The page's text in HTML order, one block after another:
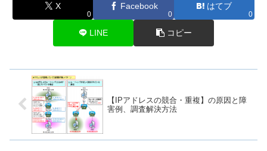
X
0
Facebook
0
はてブ
0
LINE コピー
【IPアドレスの競合・重複】の原因と障
害例、調査解決方法